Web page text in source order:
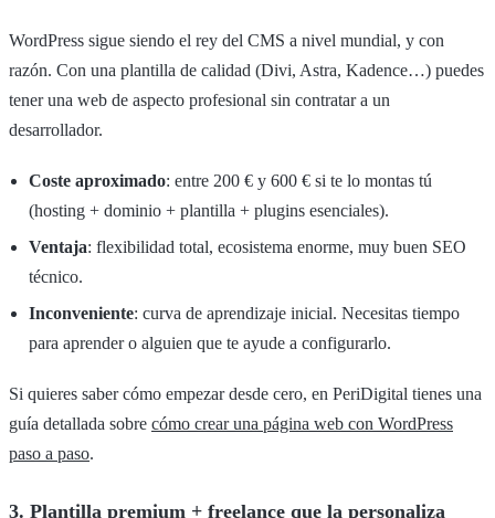
WordPress sigue siendo el rey del CMS a nivel mundial, y con
razón. Con una plantilla de calidad (Divi, Astra, Kadence…) puedes
tener una web de aspecto profesional sin contratar a un
desarrollador.
Coste aproximado: entre 200 € y 600 € si te lo montas tú
(hosting + dominio + plantilla + plugins esenciales).
Ventaja: flexibilidad total, ecosistema enorme, muy buen SEO
técnico.
Inconveniente: curva de aprendizaje inicial. Necesitas tiempo
para aprender o alguien que te ayude a configurarlo.
Si quieres saber cómo empezar desde cero, en PeriDigital tienes una
guía detallada sobre cómo crear una página web con WordPress
paso a paso.
3. Plantilla premium + freelance que la personaliza